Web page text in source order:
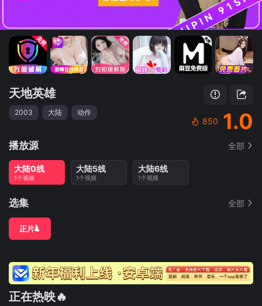
天地英雄
2003 大陆 动作
850 1.0
播放源 全部
大陆0线
1个视频
大陆5线
1个视频
大陆6线
1个视频
选集 全部
正片
正在热映🔥